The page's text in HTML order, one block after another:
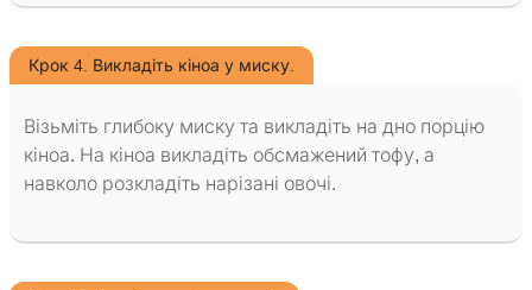
Крок 4. Викладіть кіноа у миску.
Візьміть глибоку миску та викладіть на дно порцію
кіноа. На кіноа викладіть обсмажений тофу, а
навколо розкладіть нарізані овочі.